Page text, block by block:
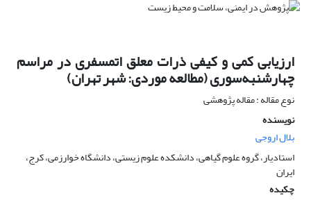
ارزیابی کمی و کیفی ذرات معلق اتمسفری در مراسم
چهارشنبه‌سوری (مطالعه موردی: شهر تهران)
نوع مقاله : مقاله پژوهشی
نویسنده
بلال اروجی
استادیار، گروه علوم گیاهی، دانشکده علوم زیستی، دانشگاه خوارزمی، کرج،
ایران
چکیده